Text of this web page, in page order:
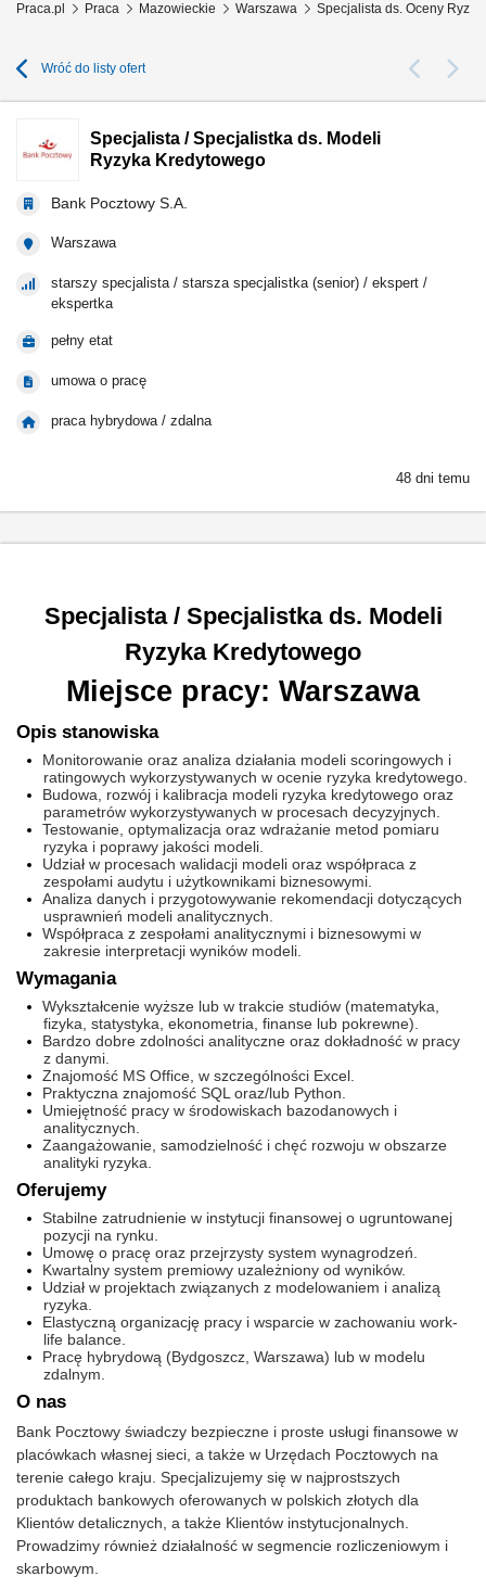
Praca.pl Praca Mazowieckie Warszawa Specjalista ds. Oceny
Wróć do listy ofert
Specjalista / Specjalistka ds. Modeli
Ryzyka Kredytowego
Bank Pocztowy S.A.
Warszawa
starszy specjalista / starsza specjalistka (senior) / ekspert /
ekspertka
pełny etat
umowa o pracę
praca hybrydowa / zdalna
48 dni temu
Specjalista / Specjalistka ds. Modeli
Ryzyka Kredytowego
Miejsce pracy: Warszawa
Opis stanowiska
Monitorowanie oraz analiza działania modeli scoringowych i
ratingowych wykorzystywanych w ocenie ryzyka kredytowego.
Budowa, rozwój i kalibracja modeli ryzyka kredytowego oraz
parametrów wykorzystywanych w procesach decyzyjnych.
Testowanie, optymalizacja oraz wdrażanie metod pomiaru
ryzyka i poprawy jakości modeli.
Udział w procesach walidacji modeli oraz współpraca z
zespołami audytu i użytkownikami biznesowymi.
Analiza danych i przygotowywanie rekomendacji dotyczących
usprawnień modeli analitycznych.
Współpraca z zespołami analitycznymi i biznesowymi w
zakresie interpretacji wyników modeli.
Wymagania
Wykształcenie wyższe lub w trakcie studiów (matematyka,
fizyka, statystyka, ekonometria, finanse lub pokrewne).
Bardzo dobre zdolności analityczne oraz dokładność w pracy
z danymi.
Znajomość MS Office, w szczególności Excel.
Praktyczna znajomość SQL oraz/lub Python.
Umiejętność pracy w środowiskach bazodanowych i
analitycznych.
Zaangażowanie, samodzielność i chęć rozwoju w obszarze
analityki ryzyka.
Oferujemy
Stabilne zatrudnienie w instytucji finansowej o ugruntowanej
pozycji na rynku.
Umowę o pracę oraz przejrzysty system wynagrodzeń.
Kwartalny system premiowy uzależniony od wyników.
Udział w projektach związanych z modelowaniem i analizą
ryzyka.
Elastyczną organizację pracy i wsparcie w zachowaniu work-
life balance.
Pracę hybrydową (Bydgoszcz, Warszawa) lub w modelu
zdalnym.
O nas
Bank Pocztowy świadczy bezpieczne i proste usługi finansowe w
placówkach własnej sieci, a także w Urzędach Pocztowych na
terenie całego kraju. Specjalizujemy się w najprostszych
produktach bankowych oferowanych w polskich złotych dla
Klientów detalicznych, a także Klientów instytucjonalnych.
Prowadzimy również działalność w segmencie rozliczeniowym i
skarbowym.